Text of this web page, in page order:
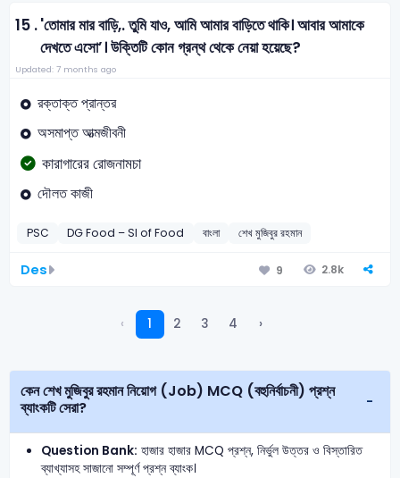
15 .'তোমার মার বাড়ি,. তুমি যাও, আমি আমার বাড়িতে থাকি। আবার আমাকে
দেখতে এসো’। উক্তিটি কোন গ্রন্থ থেকে নেয়া হয়েছে?
Updated: 7 months ago
রক্তাক্ত প্রান্তর
অসমাপ্ত আত্মজীবনী
কারাগারের রোজনামচা
দৌলত কাজী
PSC DG Food – SI of Food বাংলা শেখ মুজিবুর রহমান
Des 9 2.8k
‹ 1 2 3 4 ›
কেন শেখ মুজিবুর রহমান নিয়োগ (Job) MCQ (বহুনির্বাচনী) প্রশ্ন
ব্যাংকটি সেরা?
Question Bank: হাজার হাজার MCQ প্রশ্ন, নির্ভুল উত্তর ও বিস্তারিত
ব্যাখ্যাসহ সাজানো সম্পূর্ণ প্রশ্ন ব্যাংক।